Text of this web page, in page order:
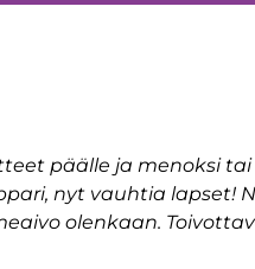
päälle ja menoksi
nyt vauhtia lapset!
olenkaan.